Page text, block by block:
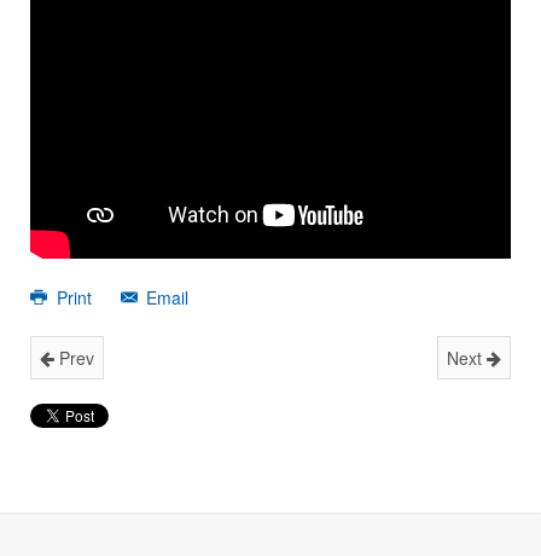
Print Email
Prev Next